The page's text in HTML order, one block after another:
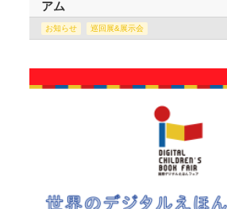
アム
お知らせ 巡回展&展示会